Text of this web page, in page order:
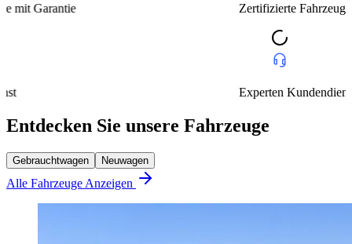
Zertifizierte Fahrzeuge mit Garantie
Entdecken Sie unsere Fahrzeuge
Gebrauchtwagen Neuwagen
Alle Fahrzeuge Anzeigen